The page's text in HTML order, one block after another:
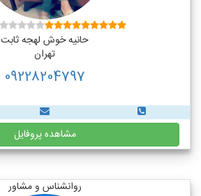
حانیه خوش لهجه ثابت
تهران
09228204797
مشاهده پروفایل
روانشناس و مشاور